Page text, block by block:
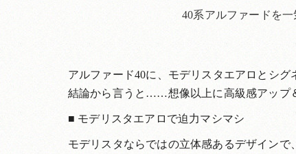
40系アルファードを
アルファード40に、モデリスタエアロとシグ
結論から言うと……想像以上に高級感アップ
■ モデリスタエアロで迫力マシマシ
モデリスタならではの立体感あるデザインで